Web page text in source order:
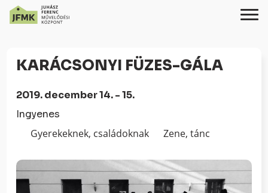
Content
navigációhozKARÁCSONYI FÜZES-GÁLA
2019. december 14. - 15.
Ingyenes
Gyerekeknek, családoknak Zene, tánc